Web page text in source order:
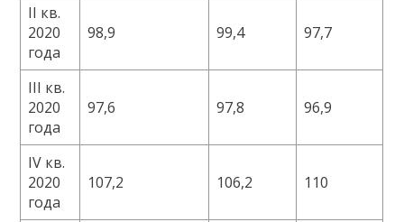
II кв.
2020
года
98,9 99,4 97,7
III кв.
2020
года
97,6 97,8 96,9
IV кв.
2020
года
107,2 106,2 110